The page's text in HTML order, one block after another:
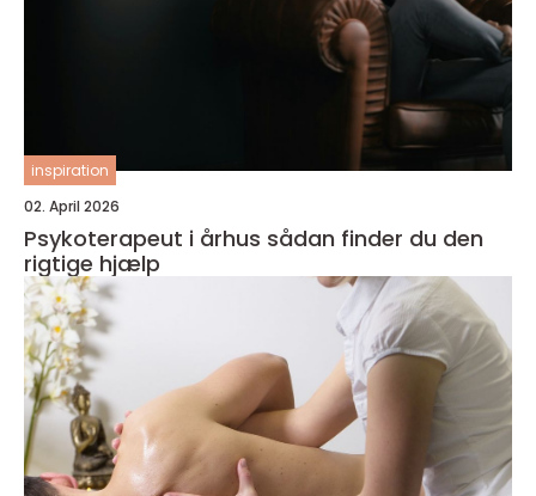
inspiration
02. April 2026
Psykoterapeut i århus sådan finder du den
rigtige hjælp